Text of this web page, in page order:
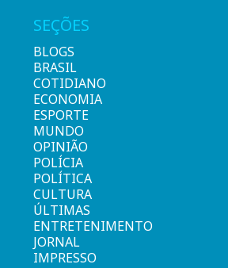
SEÇÕES
BLOGS
BRASIL
COTIDIANO
ECONOMIA
ESPORTE
MUNDO
OPINIÃO
POLÍCIA
POLÍTICA
CULTURA
ÚLTIMAS
ENTRETENIMENTO
JORNAL
IMPRESSO